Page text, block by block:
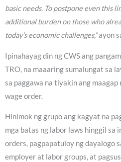
basic needs. To postpone even this
additional burden on those who
today’s economic challenges,”ayon
Ipinahayag din ng CWS ang
TRO, na maaaring sumalungat sa
sa paggawa na tiyakin ang maagap
wage order.
Hinimok ng grupo ang kagyat na
mga batas ng labor laws hinggil sa
orders, pagpapatuloy ng dayalogo
employer at labor groups, at